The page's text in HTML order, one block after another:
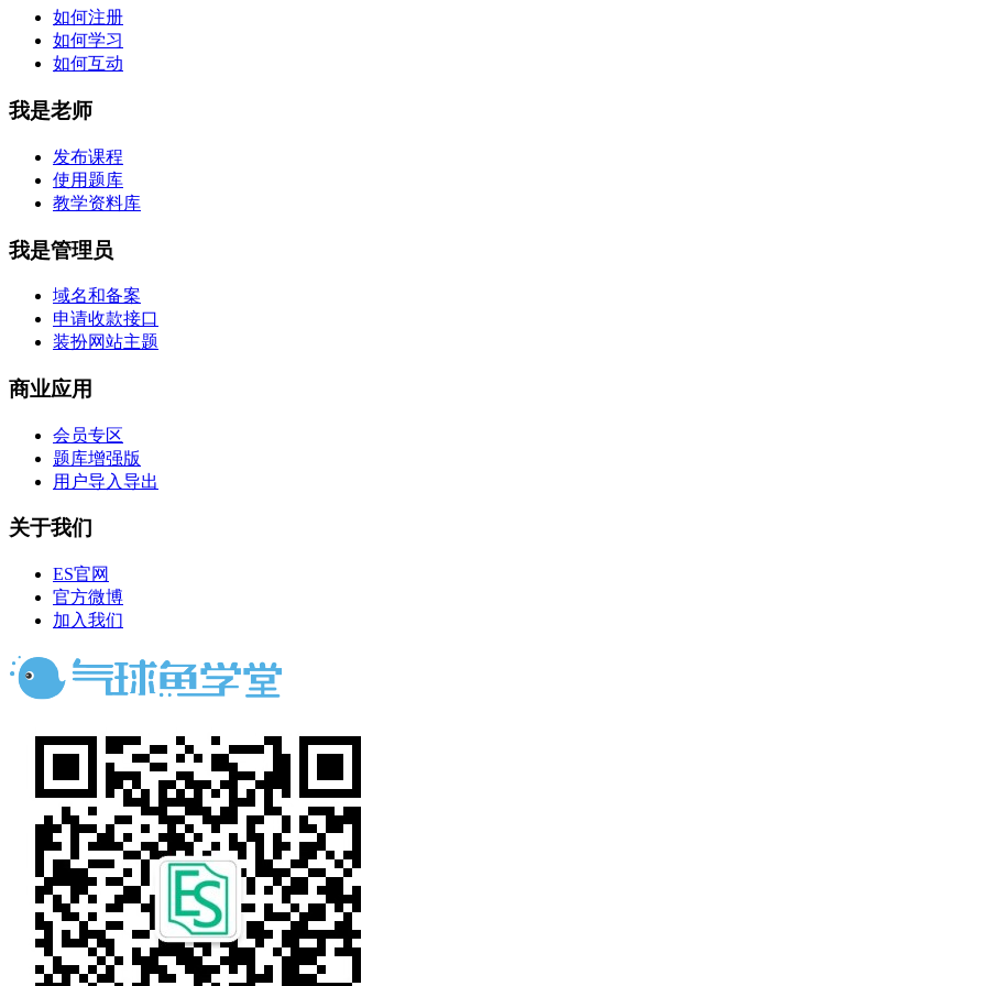
如何注册
如何学习
如何互动
我是老师
发布课程
使用题库
教学资料库
我是管理员
域名和备案
申请收款接口
装扮网站主题
商业应用
会员专区
题库增强版
用户导入导出
关于我们
ES官网
官方微博
加入我们